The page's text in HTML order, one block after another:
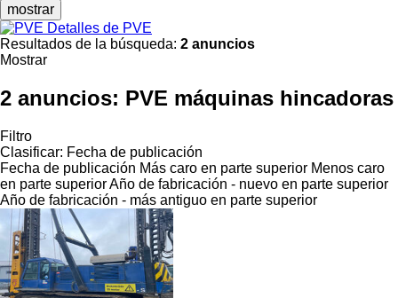
mostrar
Detalles de PVE
Resultados de la búsqueda: 2 anuncios
Mostrar
2 anuncios: PVE máquinas hincadoras
Filtro
Clasificar: Fecha de publicación
Fecha de publicación Más caro en parte superior Menos caro
en parte superiorAño de fabricación - nuevo en parte superior
Año de fabricación - más antiguo en parte superior